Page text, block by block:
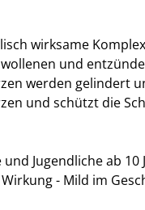
wirksame
und
werden gelindert
und schützt die
und Jugendliche ab
- Mild im